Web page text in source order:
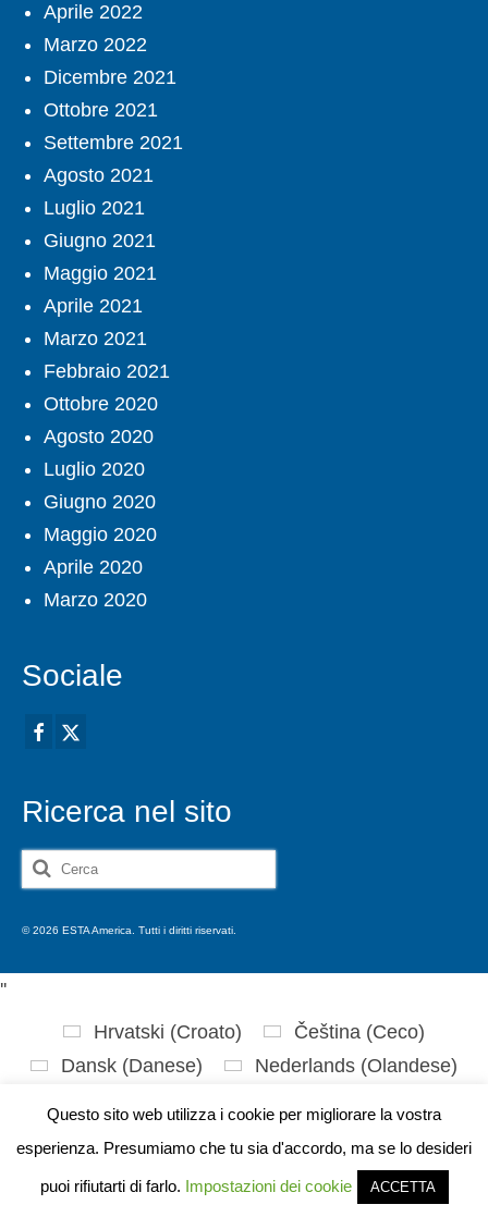
Aprile 2022
Marzo 2022
Dicembre 2021
Ottobre 2021
Settembre 2021
Agosto 2021
Luglio 2021
Giugno 2021
Maggio 2021
Aprile 2021
Marzo 2021
Febbraio 2021
Ottobre 2020
Agosto 2020
Luglio 2020
Giugno 2020
Maggio 2020
Aprile 2020
Marzo 2020
Sociale
Ricerca nel sito
Cerca:
© 2026 ESTA America. Tutti i diritti riservati.
Questo sito web utilizza i cookie per migliorare la vostra
esperienza. Presumiamo che tu sia d'accordo, ma se lo desideri
puoi rifiutarti di farlo. Impostazioni dei cookie ACCETTA
''
Hrvatski (Croato) Čeština (Ceco)
Dansk (Danese) Nederlands (Olandese)
Ελληνικά(Greco)
Ebraico) Ungherese)